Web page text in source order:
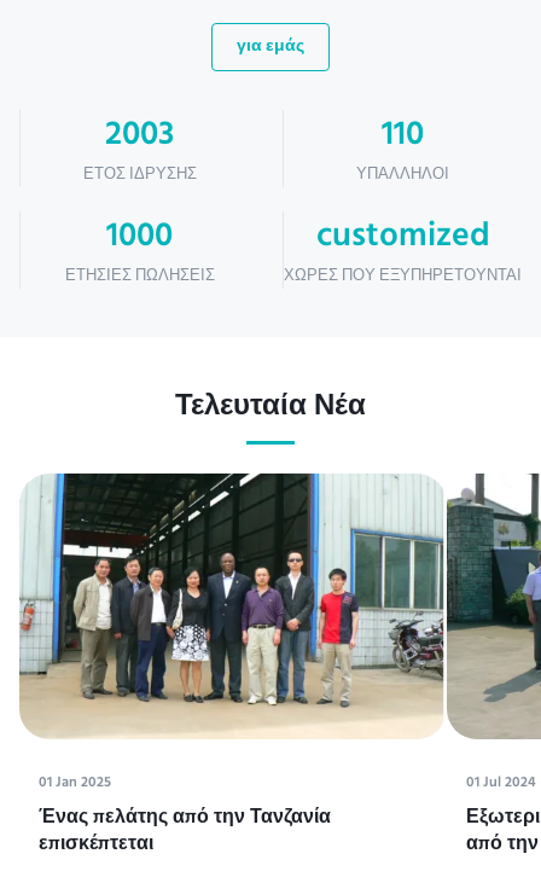
για εμάς
2003
ΈΤΟΣ ΊΔΡΥΣΗΣ
110
ΥΠΆΛΛΗΛΟΙ
1000
ΕΤΉΣΙΕΣ ΠΩΛΉΣΕΙΣ
customized
ΧΏΡΕΣ ΠΟΥ ΕΞΥΠΗΡΕΤΟΎΝΤΑΙ
Τελευταία Νέα
01 Jan 2025
Ένας πελάτης από την Τανζανία
επισκέπτεται
01 Jul 2024
από